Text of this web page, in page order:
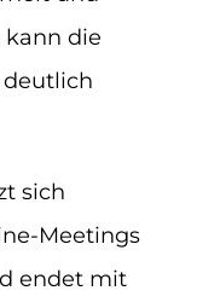
kann die
deutlich
sich
Meetings
endet mit